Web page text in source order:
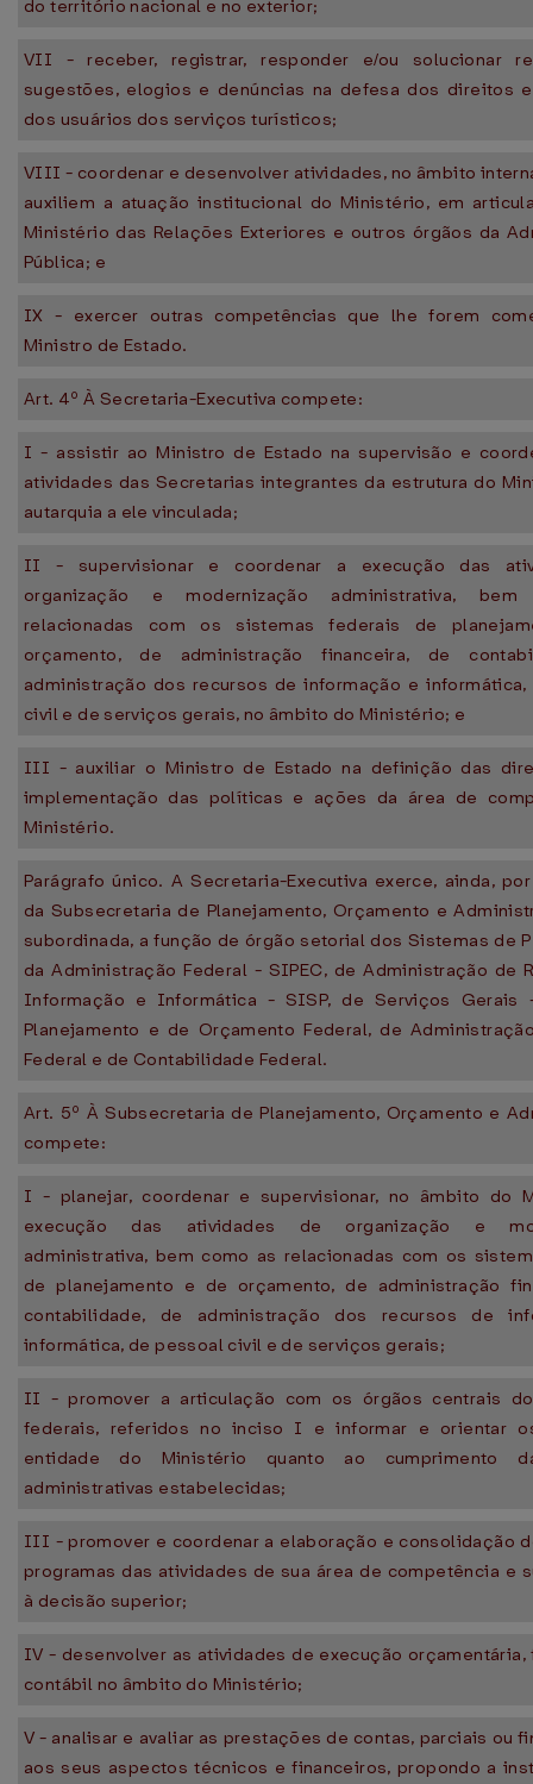
do território nacional e no exterior;
VII - receber, registrar, responder e/ou solucionar
sugestões, elogios e denúncias na defesa dos direitos
dos usuários dos serviços turísticos;
VIII - coordenar e desenvolver atividades, no âmbito
auxiliem a atuação institucional do Ministério, em
Ministério das Relações Exteriores e outros órgãos da
Pública; e
IX - exercer outras competências que lhe forem
Ministro de Estado.
Art. 4º À Secretaria-Executiva compete:
I - assistir ao Ministro de Estado na supervisão e
atividades das Secretarias integrantes da estrutura do
autarquia a ele vinculada;
II - supervisionar e coordenar a execução das
organização e modernização administrativa,
relacionadas com os sistemas federais de
orçamento, de administração financeira, de
administração dos recursos de informação e
civil e de serviços gerais, no âmbito do Ministério; e
III - auxiliar o Ministro de Estado na definição das
implementação das políticas e ações da área de
Ministério.
Parágrafo único. A Secretaria-Executiva exerce, ainda,
da Subsecretaria de Planejamento, Orçamento e
subordinada, a função de órgão setorial dos Sistemas de
da Administração Federal - SIPEC, de Administração de
Informação e Informática - SISP, de Serviços Gerais
Planejamento e de Orçamento Federal, de
Federal e de Contabilidade Federal.
Art. 5º À Subsecretaria de Planejamento, Orçamento e
compete:
I - planejar, coordenar e supervisionar, no âmbito do
execução das atividades de organização e
administrativa, bem como as relacionadas com os
de planejamento e de orçamento, de administração
contabilidade, de administração dos recursos de
informática, de pessoal civil e de serviços gerais;
II - promover a articulação com os órgãos centrais
federais, referidos no inciso I e informar e orientar
entidade do Ministério quanto ao cumprimento
administrativas estabelecidas;
III - promover e coordenar a elaboração e consolidação
programas das atividades de sua área de competência e
à decisão superior;
IV - desenvolver as atividades de execução orçamentária,
contábil no âmbito do Ministério;
V - analisar e avaliar as prestações de contas, parciais ou
aos seus aspectos técnicos e financeiros, propondo a